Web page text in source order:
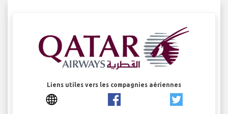
Liens utiles vers les compagnies aériennes